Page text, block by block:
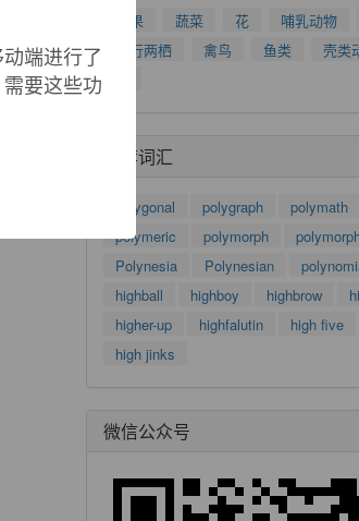
水果 蔬菜 花 哺乳动物
爬行两栖
禽鸟 鱼类 壳类
推荐词汇
polygonal polygraph polymath
polymeric
polymorph
Polynesia
Polynesian
highball
highboy highbrow
higher-up
highfalutin high five
high jinks
微信公众号
端进行了
要这些功